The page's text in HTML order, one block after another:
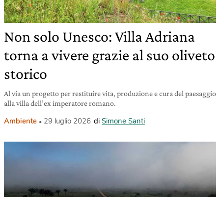
Non solo Unesco: Villa Adriana
torna a vivere grazie al suo oliveto
storico
Al via un progetto per restituire vita, produzione e cura del paesaggio
alla villa dell’ex imperatore romano.
Ambiente 29 luglio 2026 di Simone Santi